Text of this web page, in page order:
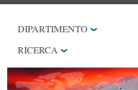
LABORATORI
BIBLIOTECHE
DIPARTIMENTO
RICERCA